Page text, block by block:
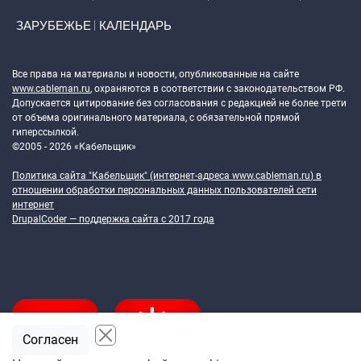
ЗАРУБЕЖЬЕ КАЛЕНДАРЬ
Все права на материалы и новости, опубликованные на сайте
www.cableman.ru, охраняются в соответствии с законодательством РФ.
Допускается цитирование без согласования с редакцией не более трети
от объема оригинального материала, с обязательной прямой
гиперссылкой.
©2005 - 2026 «Кабельщик»
Политика сайта "Кабельщик" (интернет-адреса www.cableman.ru) в
отношении обработки персональных данных пользователей сети
интернет
DrupalCoder — поддержка сайта c 2017 года
Согласен